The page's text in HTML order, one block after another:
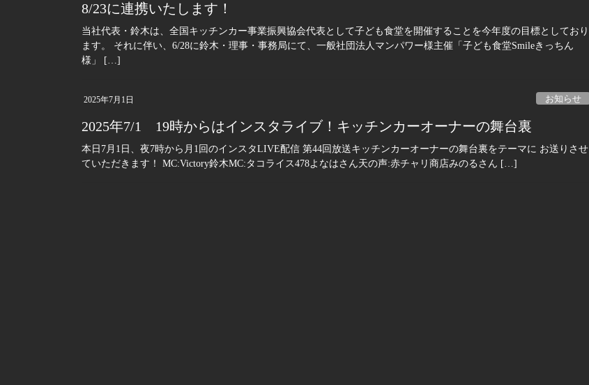
8/23に連携いたします！
当社代表・鈴木は、全国キッチンカー事業振興協会代表として子ども食堂を開催することを今年度の目標としており
ます。 それに伴い、6/28に鈴木・理事・事務局にて、一般社団法人マンパワー様主催「子ども食堂Smileきっちん
様」 […]
2025年7月1日 お知らせ
2025年7/1 19時からはインスタライブ！キッチンカーオーナーの舞台裏
本日7月1日、夜7時から月1回のインスタLIVE配信 第44回放送キッチンカーオーナーの舞台裏をテーマに お送りさせ
ていただきます！ MC:Victory鈴木MC:タコライス478よなはさん天の声:赤チャリ商店みのるさん […]